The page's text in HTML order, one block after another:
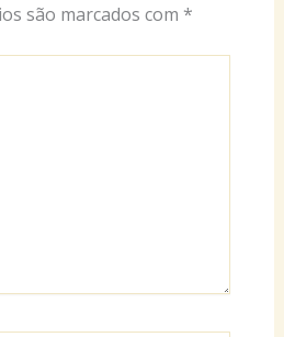
são marcados com *